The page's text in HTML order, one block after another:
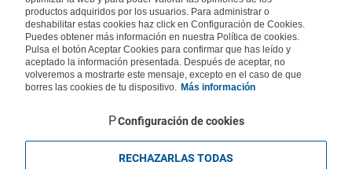
Spain Portugal
Germany Brazil France
Mexico
productos adquiridos por los usuarios. Para administrar o
deshabilitar estas cookies haz click en Configuración de Cookies.
Puedes obtener más información en nuestra Política de cookies.
Pulsa el botón Aceptar Cookies para confirmar que has leído y
aceptado la información presentada. Después de aceptar, no
volveremos a mostrarte este mensaje, excepto en el caso de que
borres las cookies de tu dispositivo. Más información
Configuración de cookies
RECHAZARLAS TODAS